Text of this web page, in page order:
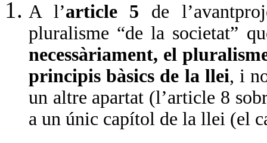
A l’article 5 de
pluralisme “de la societat”
necessàriament, el
principis bàsics de la llei, i
un altre apartat (l’article 8
a un únic capítol de la llei (el